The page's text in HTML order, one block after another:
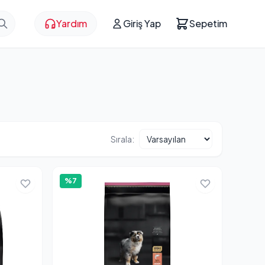
Yardım Giriş Yap Sepetim
Sırala:
%7